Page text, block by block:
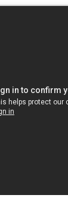
0,75kW
με: – 2
–
μηχανικά –
πλάτους
4020 EUR